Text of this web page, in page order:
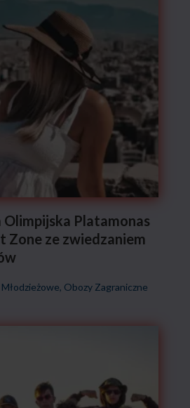
Olimpijska Platamonas
Zone ze zwiedzaniem
, Obozy Zagraniczne